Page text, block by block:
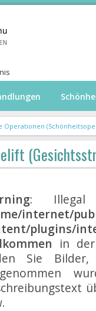
: Illegal
internet/
plugins/
in
Sie
Operationen